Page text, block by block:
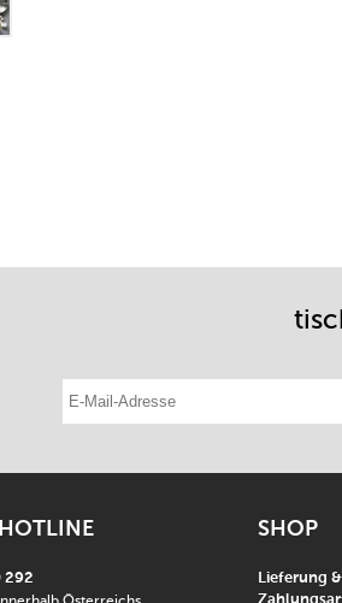
E-Mail-Adresse eintragen
292
SHOP
Lieferung